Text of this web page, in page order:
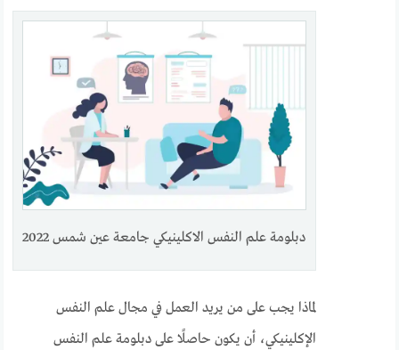
دبلومة علم النفس الاكلينيكي جامعة عين شمس 2022
لماذا يجب على من يريد العمل في مجال علم النفس
الإكلينيكي، أن يكون حاصلًا على دبلومة علم النفس